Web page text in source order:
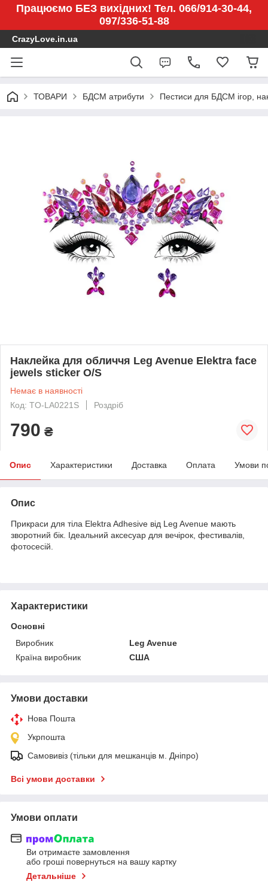
Працюємо БЕЗ вихідних! Тел. 066/914-30-44,
097/336-51-88
CrazyLove.in.ua
ТОВАРИ БДСМ атрибути Пестиси для БДСМ ігор,
Наклейка для обличчя Leg Avenue Elektra face
jewels sticker O/S
Немає в наявності
Код: TO-LA0221S
Роздріб
790 ₴
Опис Характеристики Доставка Оплата Умови
Опис
Прикраси для тіла Elektra Adhesive від Leg Avenue мають
зворотний бік. Ідеальний аксесуар для вечірок, фестивалів,
фотосесій.
Характеристики
Основні
Виробник
Leg Avenue
Країна виробник
США
Умови доставки
Нова Пошта
Укрпошта
Самовивіз (тільки для мешканців м. Дніпро)
Всі умови доставки
Умови оплати
Ви отримаєте замовлення
або гроші повернуться на вашу картку
Детальніше